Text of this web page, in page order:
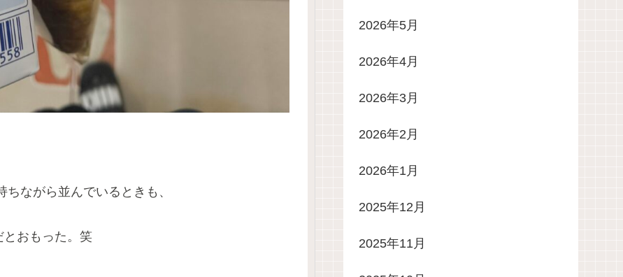
ながら並んでいるときも、
おもった。笑
2026年5月
2026年4月
2026年3月
2026年2月
2026年1月
2025年12月
2025年11月